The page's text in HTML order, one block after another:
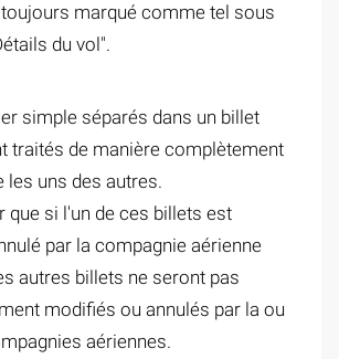
marqué comme tel sous
du vol".
simple séparés dans un billet
traités de manière complètement
les uns des autres.
que si l'un de ces billets est
par la compagnie aérienne
autres billets ne seront pas
modifiés ou annulés par la ou
aériennes.